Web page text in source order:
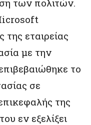
των πολιτών.
της εταιρείας
με την
το
σε
της
εν εξελίξει